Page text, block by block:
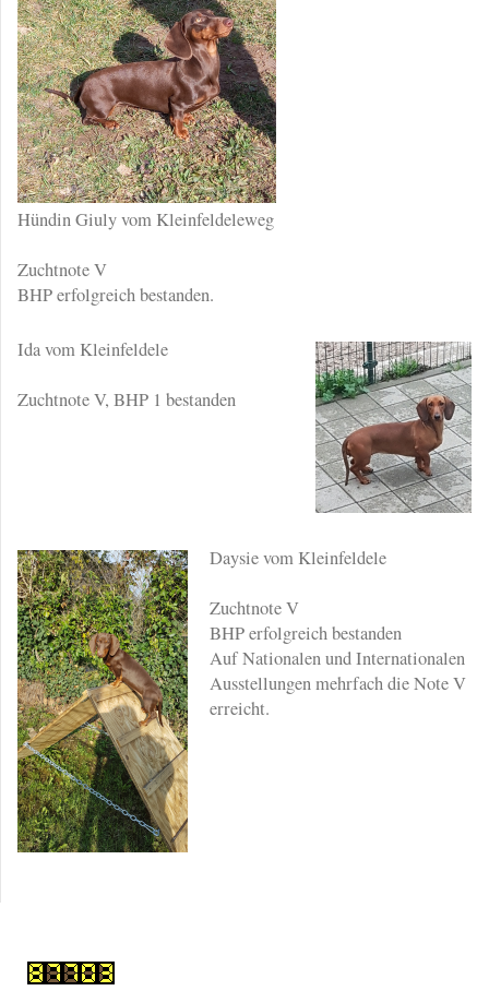
Hündin Giuly vom Kleinfeldeleweg
Zuchtnote V
BHP erfolgreich bestanden.
Ida vom Kleinfeldele
Zuchtnote V, BHP 1 bestanden
Daysie vom Kleinfeldele
Zuchtnote V
BHP erfolgreich bestanden
Auf Nationalen und Internationalen
Ausstellungen mehrfach die Note V
erreicht.